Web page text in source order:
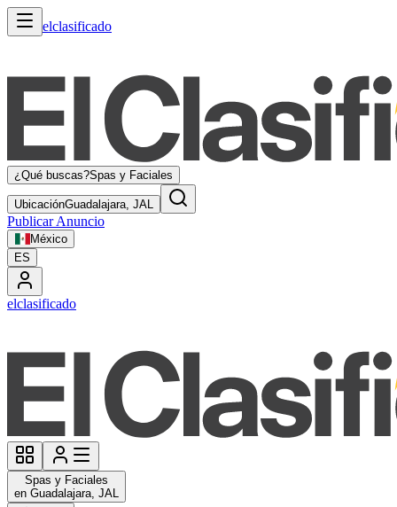
elclasificado
¿Qué buscas?Spas y Faciales
UbicaciónGuadalajara, JAL
Publicar Anuncio
México
ES
elclasificado
Spas y Faciales
en Guadalajara, JAL